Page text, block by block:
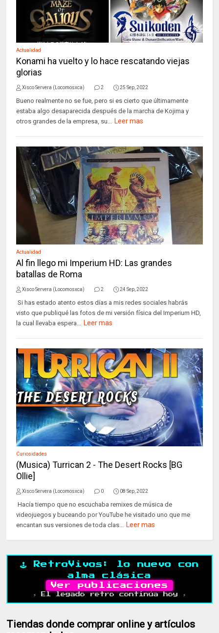
Actualidad
Konami ha vuelto y lo hace rescatando viejas
glorias
Xisco Servera (Locomosxca) 2 25 Sep, 2022
Bueno realmente no se fue, pero si es cierto que últimamente
estaba algo desaparecida después de la marcha de Kojima y
otros grandes de la empresa, su...
Leer mas
Actualidad
Al fin llego mi Imperium HD: Las grandes
batallas de Roma
Xisco Servera (Locomosxca) 2 24 Sep, 2022
Si has estado atento estos días a mis redes sociales habrás
visto que publiqué las fotos de mi versión física del Imperium HD,
la cual llevaba espera...
Leer mas
Curiosidades
(Musica) Turrican 2 - The Desert Rocks [BG
Ollie]
Xisco Servera (Locomosxca) 0 08 Sep, 2022
Hacía tiempo que no escuchaba remixes de música de
videojuegos y buceando por YouTube he visitado uno que me
encantan sus versiones de toda clas...
Leer mas
🕹️ RetroVivos: lo nuevo con
alma clásica
Ver publicaciones
⚡ El legado retro continúa hoy ⚡
Tiendas donde comprar online y artículos